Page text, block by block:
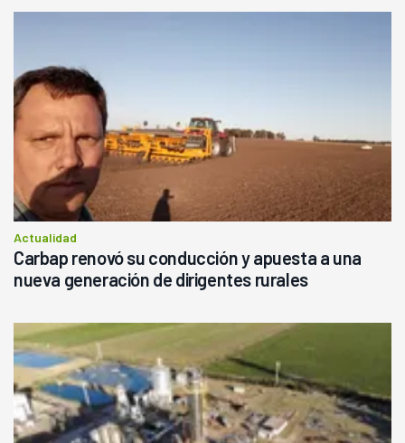
Actualidad
Carbap renovó su conducción y apuesta a una
nueva generación de dirigentes rurales